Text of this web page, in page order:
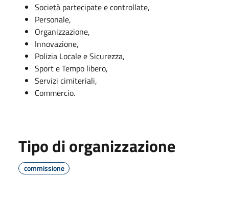
Società partecipate e controllate,
Personale,
Organizzazione,
Innovazione,
Polizia Locale e Sicurezza,
Sport e Tempo libero,
Servizi cimiteriali,
Commercio.
Tipo di organizzazione
commissione